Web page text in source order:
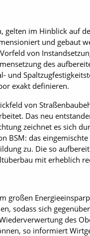
im Hinblick auf
und gebaut
von
des
und
exakt definieren.
von
Das neu
zeichnet es sich
BSM: das
zu. Die so
mit erheblich
großen
sodass sich
des
so informiert